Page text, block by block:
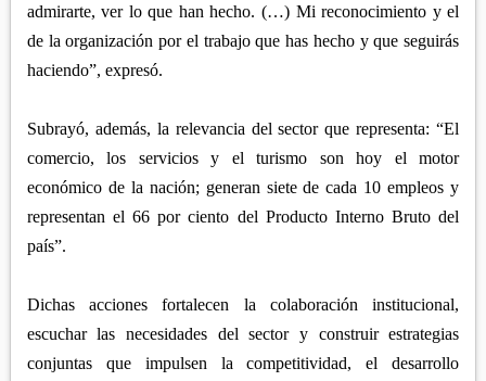
admirarte, ver lo que han hecho. (…) Mi reconocimiento y el
de la organización por el trabajo que has hecho y que seguirás
haciendo”, expresó.
Subrayó, además, la relevancia del sector que representa: “El
comercio, los servicios y el turismo son hoy el motor
económico de la nación; generan siete de cada 10 empleos y
representan el 66 por ciento del Producto Interno Bruto del
país”.
Dichas acciones fortalecen la colaboración institucional,
escuchar las necesidades del sector y construir estrategias
conjuntas que impulsen la competitividad, el desarrollo